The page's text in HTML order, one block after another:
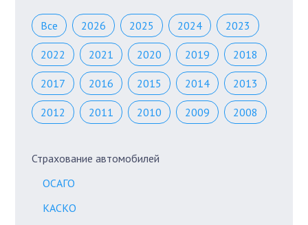
Все 2026 2025 2024 2023
2022 2021 2020 2019 2018
2017 2016 2015 2014 2013
2012 2011 2010 2009 2008
Страхование автомобилей
ОСАГО
КАСКО